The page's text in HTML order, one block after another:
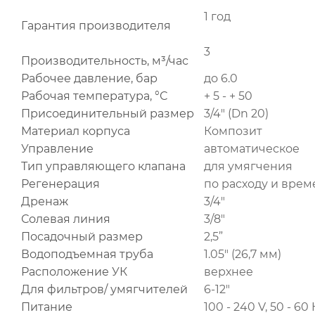
Гарантия производителя
1 год
Производительность, м³/час
3
Рабочее давление, бар
до 6.0
Рабочая температура, °С
+ 5 - + 50
Присоединительный размер
3/4" (Dn 20)
Материал корпуса
Композит
Управление
автоматическое
Тип управляющего клапана
для умягчения
Регенерация
по расходу и
Дренаж
3/4"
Солевая линия
3/8"
Посадочный размер
2,5”
Водоподъемная труба
1.05" (26,7 мм)
Расположение УК
верхнее
Для фильтров/ умягчителей
6-12"
Питание
100 - 240 V, 50 - 60